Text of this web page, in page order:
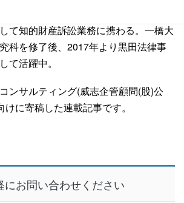
て知的財産訴訟業務に携わる。一橋大
科を修了後、2017年より黒田法律事
て活躍中。
ンサルティング(威志企管顧問(股)公
に寄稿した連載記事です。
にお問い合わせください